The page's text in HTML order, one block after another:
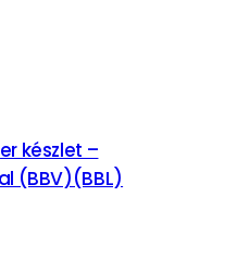
készlet –
(BBV)(BBL)